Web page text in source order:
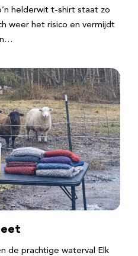
helderwit t-shirt staat zo
weer het risico en vermijdt
de prachtige waterval Elk